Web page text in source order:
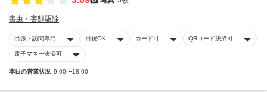
害虫・害獣駆除
出張・訪問専門 日祝OK カード可 QRコード決済可
電子マネー決済可
本日の営業状況 9:00〜18:00